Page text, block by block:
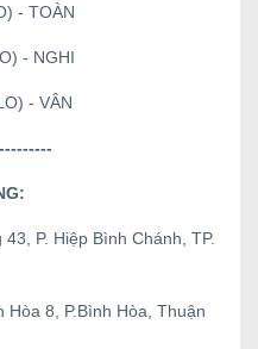
- TOÀN
- NGHI
- VÂN
P. Hiệp Bình Chánh, TP.
8, P.Bình Hòa, Thuận